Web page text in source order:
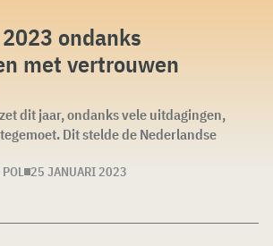
ondanks
met vertrouwen
dit jaar, ondanks vele uitdagingen,
Dit stelde de Nederlandse
25 JANUARI 2023